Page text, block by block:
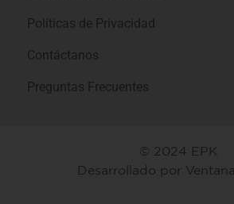
Políticas de Privacidad
Contáctanos
Preguntas Frecuentes
© 2024 EPK
Desarrollado por